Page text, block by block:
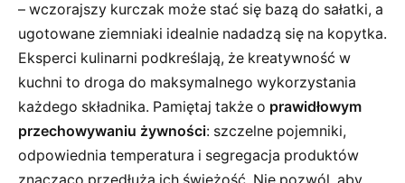
– wczorajszy kurczak może stać się bazą do sałatki, a
ugotowane ziemniaki idealnie nadadzą się na kopytka.
Eksperci kulinarni podkreślają, że kreatywność w
kuchni to droga do maksymalnego wykorzystania
każdego składnika. Pamiętaj także o prawidłowym
przechowywaniu żywności: szczelne pojemniki,
odpowiednia temperatura i segregacja produktów